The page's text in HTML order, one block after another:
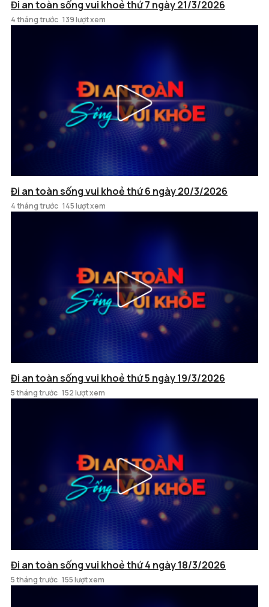
Đi an toàn sống vui khoẻ thứ 7 ngày 21/3/2026
4 tháng trước 139 lượt xem
Đi an toàn sống vui khoẻ thứ 6 ngày 20/3/2026
4 tháng trước 145 lượt xem
Đi an toàn sống vui khoẻ thứ 5 ngày 19/3/2026
5 tháng trước 152 lượt xem
Đi an toàn sống vui khoẻ thứ 4 ngày 18/3/2026
5 tháng trước 155 lượt xem